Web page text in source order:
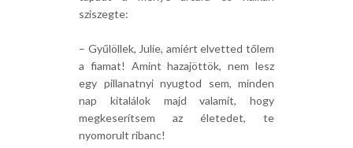
sziszegte:
– Gyűlöllek, Julie, amiért elvetted tőlem
a fiamat! Amint hazajöttök, nem lesz
egy pillanatnyi nyugtod sem, minden
nap kitalálok majd valamit, hogy
megkeserítsem az életedet, te
nyomorult ribanc!